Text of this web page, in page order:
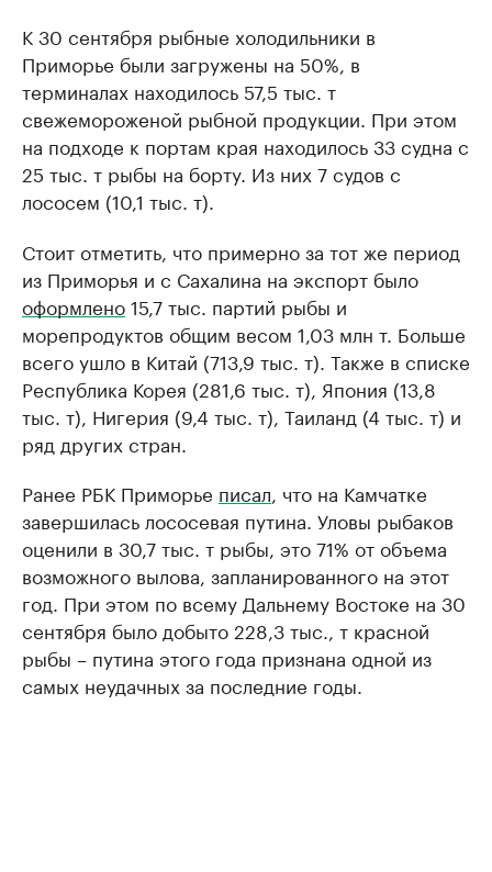
К 30 сентября рыбные холодильники в
Приморье были загружены на 50%, в
терминалах находилось 57,5 тыс. т
свежемороженой рыбной продукции. При этом
на подходе к портам края находилось 33 судна с
25 тыс. т рыбы на борту. Из них 7 судов с
лососем (10,1 тыс. т).
Стоит отметить, что примерно за тот же период
из Приморья и с Сахалина на экспорт было
оформлено15,7 тыс. партий рыбы и
морепродуктов общим весом 1,03 млн т. Больше
всего ушло в Китай (713,9 тыс. т). Также в списке
Республика Корея (281,6 тыс. т), Япония (13,8
тыс. т), Нигерия (9,4 тыс. т), Таиланд (4 тыс. т) и
ряд других стран.
Ранее РБК Приморье писал, что на Камчатке
завершилась лососевая путина. Уловы рыбаков
оценили в 30,7 тыс. т рыбы, это 71% от объема
возможного вылова, запланированного на этот
год. При этом по всему Дальнему Востоке на 30
сентября было добыто 228,3 тыс., т красной
рыбы – путина этого года признана одной из
самых неудачных за последние годы.